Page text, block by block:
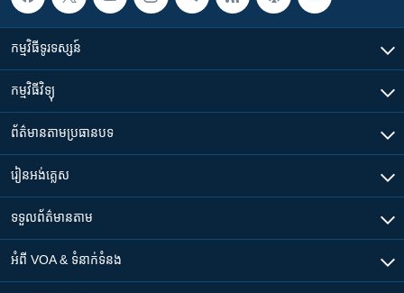
កម្មវិធី​ទូរទស្សន៍
កម្មវិធី​វិទ្យុ
ព័ត៌មាន​តាមប្រធានបទ​
រៀន​​អង់គ្លេស
ទទួល​ព័ត៌មាន​តាម
អំពី​ VOA & ទំនាក់ទំនង